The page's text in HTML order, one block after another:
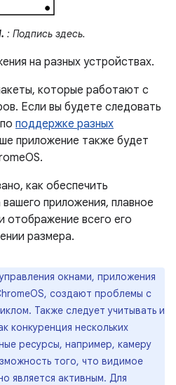
: Подпись здесь.
на разных устройствах.
которые работают с
Если вы будете следовать
поддержке разных
приложение также будет
как обеспечить
приложения, плавное
отображение всего его
размера.
окнами, приложения
создают проблемы с
Также следует учитывать и
конкуренция нескольких
ресурсы, например, камеру
того, что видимое
является активным. Для